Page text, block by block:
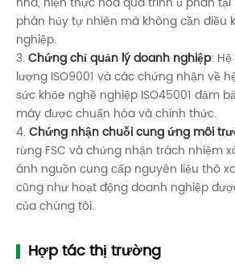
phân hủy tự nhiên mà không cần điều
nghiệp.
3.Chứng chỉ quản lý doanh nghiệp:
lượng ISO9001 và các chứng nhận về
sức khỏe nghề nghiệp ISO45001 đảm
máy được chuẩn hóa và chính thức.
4.Chứng nhận chuỗi cung ứng môi
rừng FSC và chứng nhận trách nhiệm
ánh nguồn cung cấp nguyên liệu thô
cũng như hoạt động doanh nghiệp
của chúng tôi.
Hợp tác thị trường